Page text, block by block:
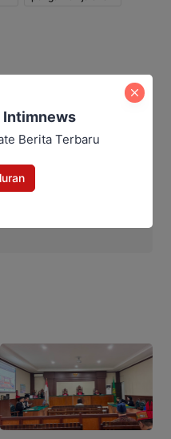
Intimnews
Berita Terbaru